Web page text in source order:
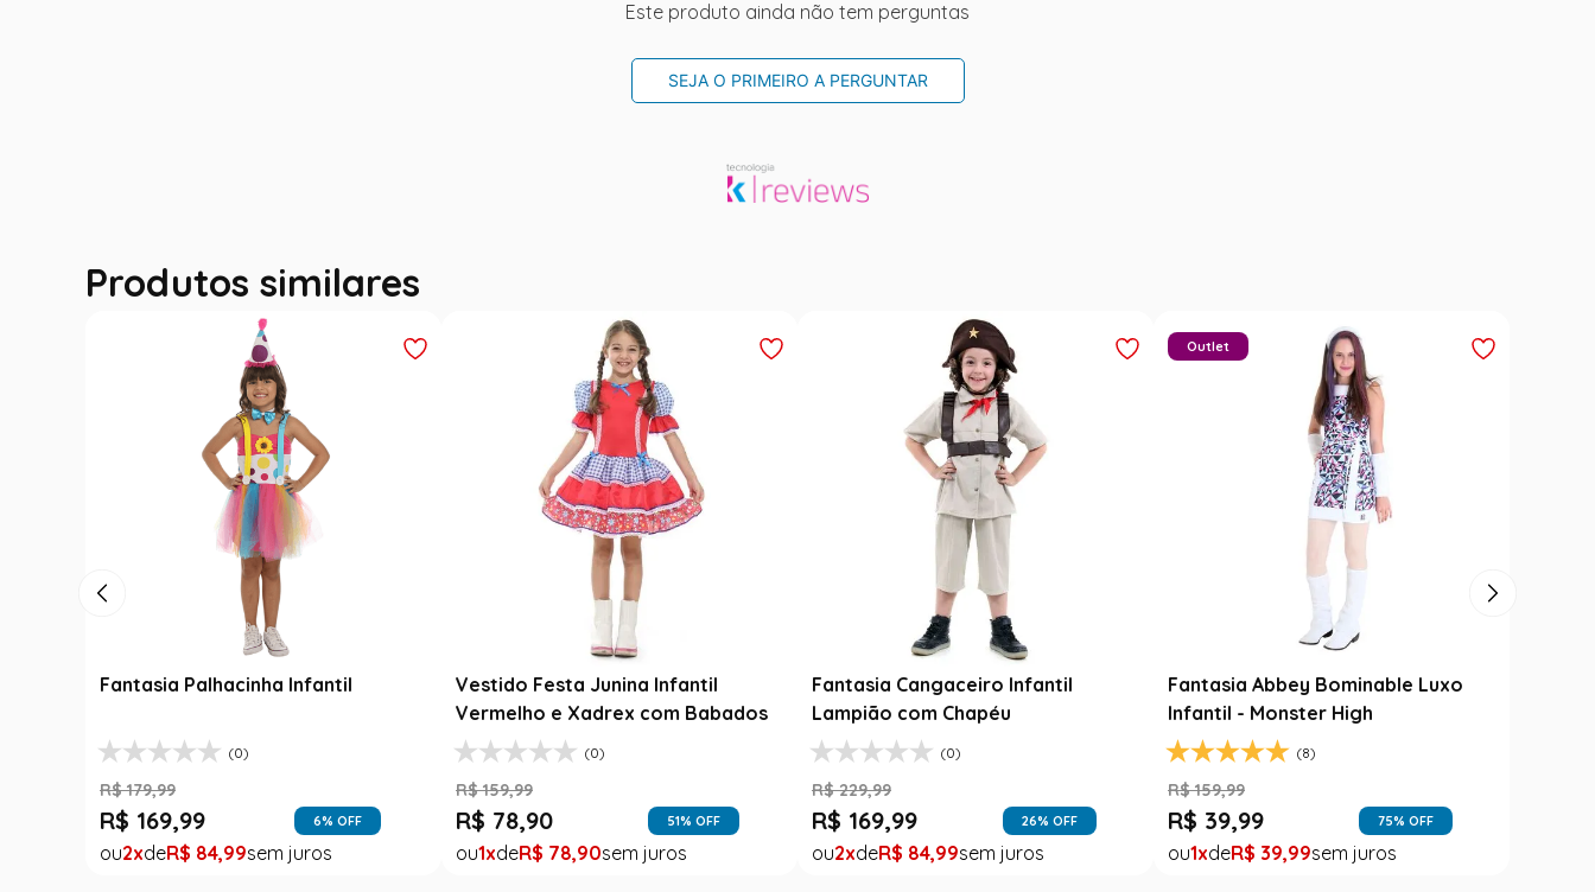
Este produto ainda não tem perguntas
SEJA O PRIMEIRO A PERGUNTAR
Produtos similares
Fantasia Palhacinha Infantil
(0)
R$ 179,99
R$ 169,99 6% OFF
2 R$ 84,99
Vestido Festa Junina Infantil
Vermelho e Xadrex com Babados
(0)
R$ 159,99
R$ 78,90 51% OFF
1 R$ 78,90
Fantasia Cangaceiro Infantil
Lampião com Chapéu
(0)
R$ 229,99
R$ 169,99 26% OFF
2 R$ 84,99
Fantasia Abbey Bominable Luxo
Infantil - Monster High
(8)
Outlet
R$ 159,99
R$ 39,99 75% OFF
1 R$ 39,99